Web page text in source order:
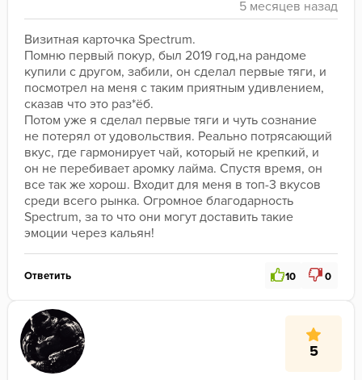
Визитная карточка Spectrum.
Помню первый покур, был 2019 год,на рандоме
купили с другом, забили, он сделал первые тяги, и
посмотрел на меня с таким приятным удивлением,
сказав что это раз*ёб.
Потом уже я сделал первые тяги и чуть сознание
не потерял от удовольствия. Реально потрясающий
вкус, где гармонирует чай, который не крепкий, и
он не перебивает аромку лайма. Спустя время, он
все так же хорош. Входит для меня в топ-3 вкусов
среди всего рынка. Огромное благодарность
Spectrum, за то что они могут доставить такие
эмоции через кальян!
Ответить 10 0
5